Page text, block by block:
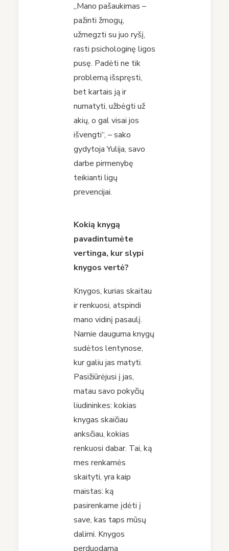
„Mano pašaukimas –
pažinti žmogų,
užmegzti su juo ryšį,
rasti psichologinę ligos
pusę. Padėti ne tik
problemą išspręsti,
bet kartais ją ir
numatyti, užbėgti už
akių, o gal visai jos
išvengti“, – sako
gydytoja Yulija, savo
darbe pirmenybę
teikianti ligų
prevencijai.
Kokią knygą
pavadintumėte
vertinga, kur slypi
knygos vertė?
Knygos, kurias skaitau
ir renkuosi, atspindi
mano vidinį pasaulį.
Namie dauguma knygų
sudėtos lentynose,
kur galiu jas matyti.
Pasižiūrėjusi į jas,
matau savo pokyčių
liudininkes: kokias
knygas skaičiau
anksčiau, kokias
renkuosi dabar. Tai, ką
mes renkamės
skaityti, yra kaip
maistas: ką
pasirenkame įdėti į
save, kas taps mūsų
dalimi. Knygos
perduodama